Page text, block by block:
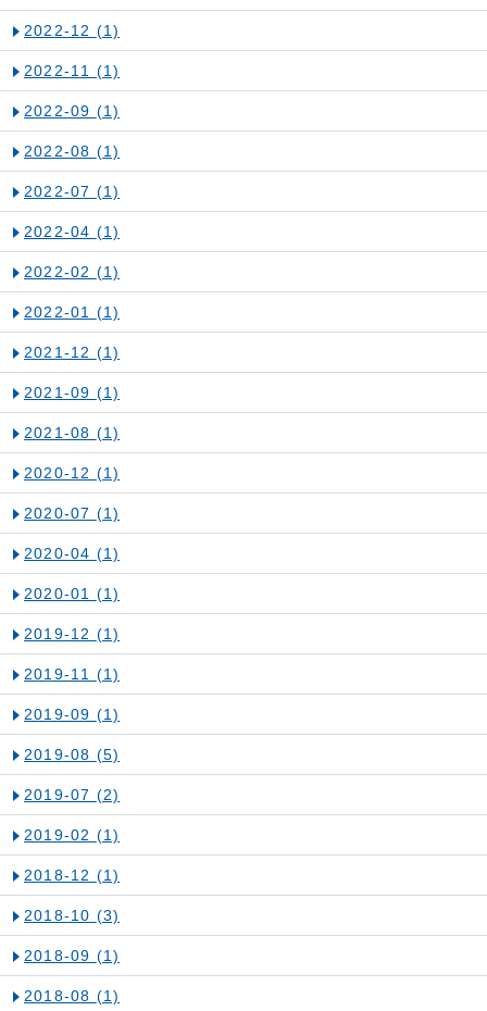
2022-12 (1)
2022-11 (1)
2022-09 (1)
2022-08 (1)
2022-07 (1)
2022-04 (1)
2022-02 (1)
2022-01 (1)
2021-12 (1)
2021-09 (1)
2021-08 (1)
2020-12 (1)
2020-07 (1)
2020-04 (1)
2020-01 (1)
2019-12 (1)
2019-11 (1)
2019-09 (1)
2019-08 (5)
2019-07 (2)
2019-02 (1)
2018-12 (1)
2018-10 (3)
2018-09 (1)
2018-08 (1)